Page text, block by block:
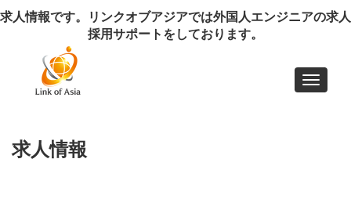
求人情報です。リンクオブアジアでは外国人エンジニアの求人
採用サポートをしております。
Toggle
求人情報